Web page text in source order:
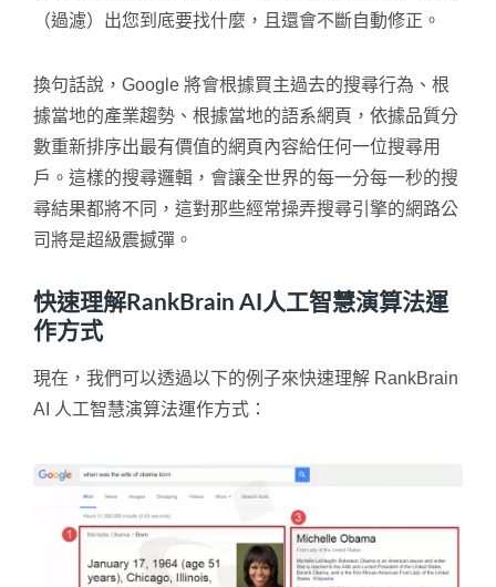
（過濾）出您到底要找什麼，且還會不斷自動修正。
換句話說，Google 將會根據買主過去的搜尋行為、根
據當地的產業趨勢、根據當地的語系網頁，依據品質分
數重新排序出最有價值的網頁內容給任何一位搜尋用
戶。這樣的搜尋邏輯，會讓全世界的每一分每一秒的搜
尋結果都將不同，這對那些經常操弄搜尋引擎的網路公
司將是超級震撼彈。
快速理解RankBrain AI人工智慧演算法運
作方式
現在，我們可以透過以下的例子來快速理解 RankBrain
AI 人工智慧演算法運作方式：